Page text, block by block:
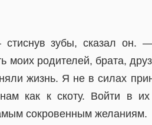
зубы, сказал он.
моих родителей, брата,
жизнь. Я не в силах
как к скоту. Войти в
сокровенным желаниям.